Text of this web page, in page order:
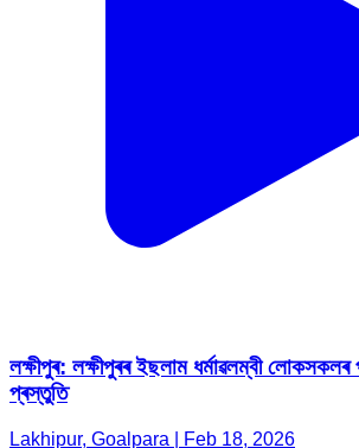
লক্ষীপুৰ: লক্ষীপুৰৰ ইছলাম ধৰ্মাৱলম্বী লোকসকলৰ
প্ৰস্তুতি
Lakhipur, Goalpara | Feb 18, 2026